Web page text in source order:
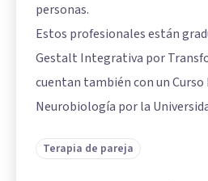
personas.
Estos profesionales están
Gestalt Integrativa por
cuentan también con un
Neurobiología por la
Terapia de pareja